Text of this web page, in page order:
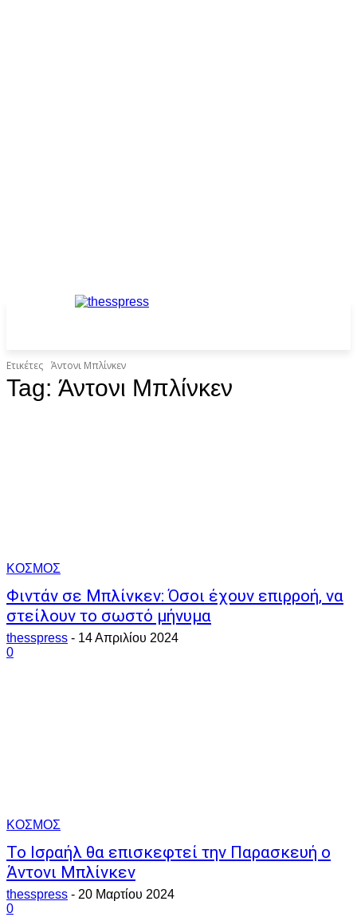
Ετικέτες Άντονι Μπλίνκεν
Tag: Άντονι Μπλίνκεν
ΚΟΣΜΟΣ
Φιντάν σε Μπλίνκεν: Όσοι έχουν επιρροή, να
στείλουν το σωστό μήνυμα
thesspress - 14 Απριλίου 2024
0
ΚΟΣΜΟΣ
Το Ισραήλ θα επισκεφτεί την Παρασκευή ο
Άντονι Μπλίνκεν
thesspress - 20 Μαρτίου 2024
0